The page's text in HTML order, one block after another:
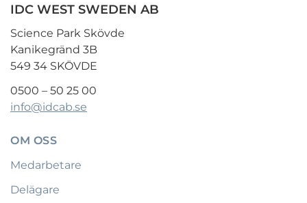
IDC WEST SWEDEN AB
Science Park Skövde
Kanikegränd 3B
549 34 SKÖVDE
0500 – 50 25 00
info@idcab.se
OM OSS
Medarbetare
Delägare